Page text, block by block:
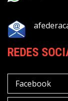
REDES
Facebook